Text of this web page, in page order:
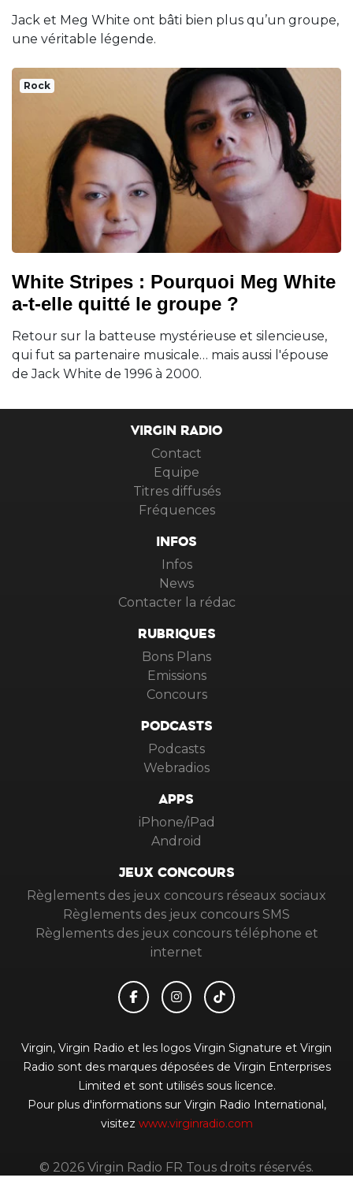
Jack et Meg White ont bâti bien plus qu’un groupe,
une véritable légende.
Rock
White Stripes : Pourquoi Meg White
a-t-elle quitté le groupe ?
Retour sur la batteuse mystérieuse et silencieuse,
qui fut sa partenaire musicale… mais aussi l'épouse
de Jack White de 1996 à 2000.
VIRGIN RADIO
Contact
Equipe
Titres diffusés
Fréquences
INFOS
Infos
News
Contacter la rédac
RUBRIQUES
Bons Plans
Emissions
Concours
PODCASTS
Podcasts
Webradios
APPS
iPhone/iPad
Android
JEUX CONCOURS
Règlements des jeux concours réseaux sociaux
Règlements des jeux concours SMS
Règlements des jeux concours téléphone et
internet
Virgin, Virgin Radio et les logos Virgin Signature et Virgin
Radio sont des marques déposées de Virgin Enterprises
Limited et sont utilisés sous licence.
Pour plus d'informations sur Virgin Radio International,
visitez www.virginradio.com
© 2026 Virgin Radio FR Tous droits réservés.